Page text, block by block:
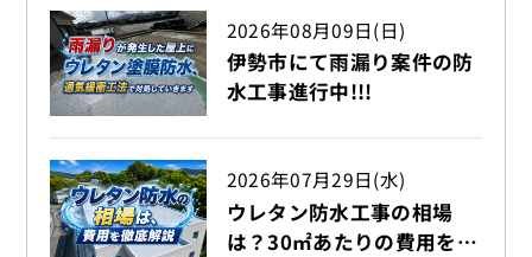
2026年08月09日(日)
伊勢市にて雨漏り案件の防
水工事進行中!!!
2026年07月29日(水)
ウレタン防水工事の相場
は？30㎡あたりの費用を徹